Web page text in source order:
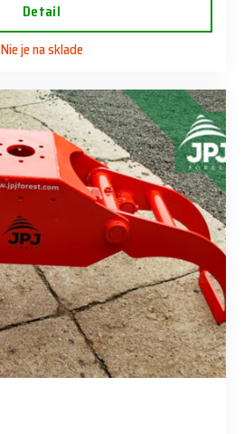
Detail
Nie je na sklade